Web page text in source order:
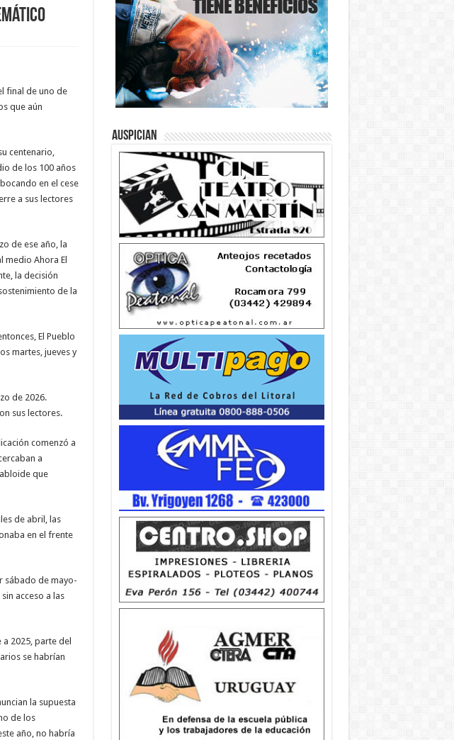
final de uno de
que aún
centenario,
de los 100 años
en el cese
a sus lectores
de ese año, la
medio Ahora El
la decisión
de la
El Pueblo
martes, jueves y
de 2026.
sus lectores.
comenzó a
a
que
de abril, las
en el frente
sábado de mayo-
acceso a las
2025, parte del
se habrían
la supuesta
de los
año, no habría
Auspician